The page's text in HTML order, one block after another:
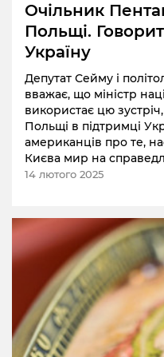
Очільник
Польщі.
Україну
Депутат Сейму і
вважає, що міністр
використає цю
Польщі в підтримці
американців про те,
Києва мир на
14 лютого 2025